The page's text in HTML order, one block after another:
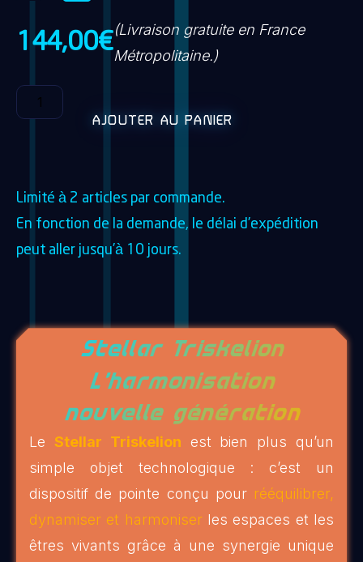
144,00€
(Livraison gratuite en France
Métropolitaine.)
AJOUTER AU PANIER
Limité à 2 articles par commande.
En fonction de la demande, le délai d’expédition
peut aller jusqu’à 10 jours.
Stellar Triskelion
L’harmonisation
nouvelle génération
Le Stellar Triskelion est bien plus qu’un
simple objet technologique : c’est un
dispositif de pointe conçu pour rééquilibrer,
dynamiser et harmoniserles espaces et les
êtres vivants grâce à une synergie unique